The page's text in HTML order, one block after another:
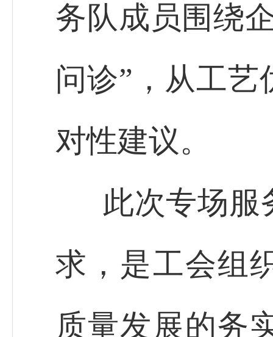
务队成员围绕
问诊”，从工
对性建议。
此次专场服
求，是工会组
质量发展的务